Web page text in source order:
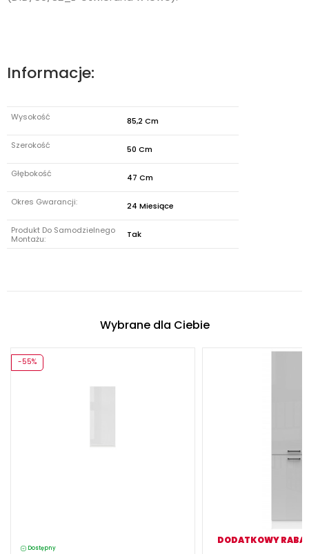
Informacje:
Wysokość 85,2 Cm
Szerokość 50 Cm
Głębokość 47 Cm
Okres Gwarancji: 24 Miesiące
Produkt Do Samodzielnego
Montażu:
Tak
Wybrane dla Ciebie
Dostępny
-55%
DODATKOWY